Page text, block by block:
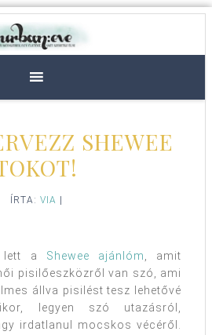
SHEWEE
ÍRTA: VIA
lett a Shewee ajánlóm, amit
pisilőeszközről van szó, ami
állva pisilést tesz lehetővé
legyen szó utazásról,
irdatlanul mocskos vécéről.